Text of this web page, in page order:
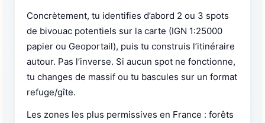
Concrètement, tu identifies d’abord 2 ou 3 spots
de bivouac potentiels sur la carte (IGN 1:25000
papier ou Geoportail), puis tu construis l’itinéraire
autour. Pas l’inverse. Si aucun spot ne fonctionne,
tu changes de massif ou tu bascules sur un format
refuge/gîte.
Les zones les plus permissives en France : forêts